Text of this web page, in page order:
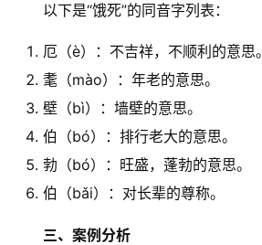
以下是“饿死”的同音字列表：
厄（è）：不吉祥，不顺利的意思。
耄（mào）：年老的意思。
壁（bì）：墙壁的意思。
伯（bó）：排行老大的意思。
勃（bó）：旺盛，蓬勃的意思。
伯（bǎi）：对长辈的尊称。
三、案例分析